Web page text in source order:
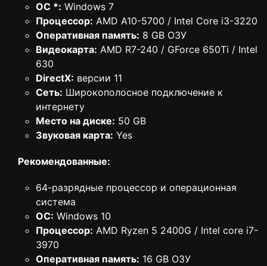
ОС *: Windows 7
Процессор: AMD A10-5700 / Intel Core i3-3220
Оперативная память: 8 GB ОЗУ
Видеокарта: AMD R7-240 / GForce 650Ti / Intel
630
DirectX: версии 11
Сеть: Широкополосное подключение к
интернету
Место на диске: 50 GB
Звуковая карта: Yes
Рекомендованные:
64-разрядные процессор и операционная
система
ОС: Windows 10
Процессор: AMD Ryzen 5 2400G / Intel core i7-
3970
Оперативная память: 16 GB ОЗУ